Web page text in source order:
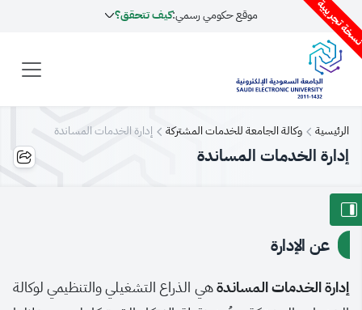
تجريبية موقع حكومي رسمي:كيف تتحقق؟
الرئيسية وكالة الجامعة للخدمات المشتركة إدارة الخدمات المساندة
إدارة الخدمات المساندة
عن الإدارة
إدارة الخدمات المساندةهي الذراع التشغيلي والتنظيمي لوكالة